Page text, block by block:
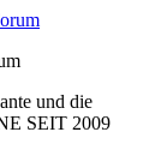
und die
SEIT 2009